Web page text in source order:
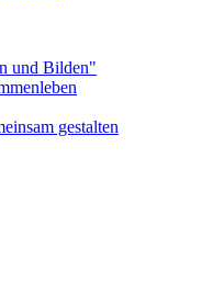
und Bilden"
gestalten